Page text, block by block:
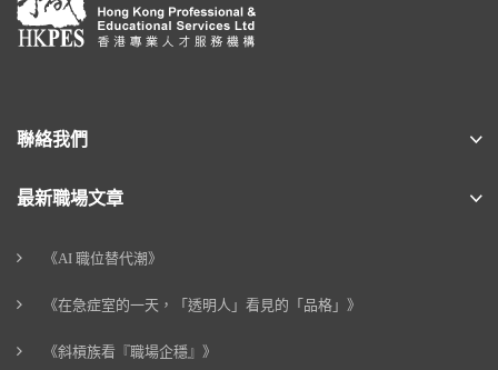
聯絡我們
最新職場文章
《AI 職位替代潮》
《在急症室的一天，「透明人」看見的「品格」》
《斜槓族看『職場企穩』》